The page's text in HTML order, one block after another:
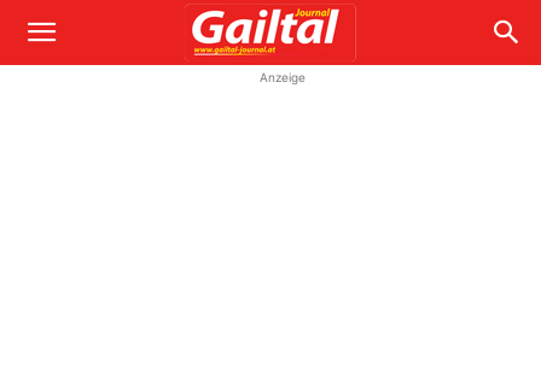
Anzeige